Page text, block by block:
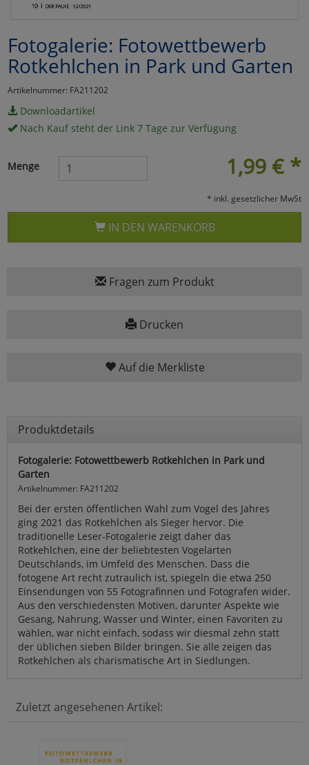
Fotogalerie: Fotowettbewerb
Rotkehlchen in Park und Garten
Artikelnummer: FA211202
Downloadartikel
Nach Kauf steht der Link 7 Tage zur Verfügung
1,99 € *
Menge
* inkl. gesetzlicher MwSt
IN DEN WARENKORB
Fragen zum Produkt
Drucken
Auf die Merkliste
Produktdetails
Fotogalerie: Fotowettbewerb Rotkehlchen in Park und
Garten
Artikelnummer: FA211202
Bei der ersten öffentlichen Wahl zum Vogel des Jahres
ging 2021 das Rotkehlchen als Sieger hervor. Die
traditionelle Leser-Fotogalerie zeigt daher das
Rotkehlchen, eine der beliebtesten Vogelarten
Deutschlands, im Umfeld des Menschen. Dass die
fotogene Art recht zutraulich ist, spiegeln die etwa 250
Einsendungen von 55 Fotografinnen und Fotografen wider.
Aus den verschiedensten Motiven, darunter Aspekte wie
Gesang, Nahrung, Wasser und Winter, einen Favoriten zu
wählen, war nicht einfach, sodass wir diesmal zehn statt
der üblichen sieben Bilder bringen. Sie alle zeigen das
Rotkehlchen als charismatische Art in Siedlungen.
Zuletzt angesehenen Artikel:
Marketing
Umfragetools
zurück
zu Haupptseite